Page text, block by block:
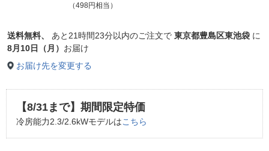
（498円相当）
送料無料、 あと 21時間23分以内のご注文で 東京都豊島区東池袋 に
8月10日（月） お届け
お届け先を変更する
【8/31まで】期間限定特価
冷房能力2.3/2.6kWモデルはこちら